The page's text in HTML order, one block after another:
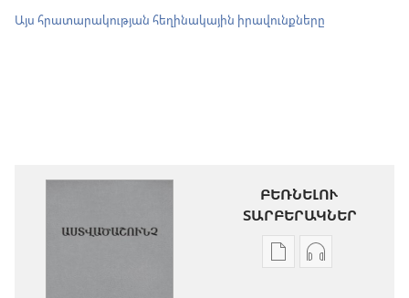
Այս հրատարակության հեղինակային իրավունքները
ԲԵՌՆԵԼՈՒ
ՏԱՐԲԵՐԱԿՆԵՐ
Թվային